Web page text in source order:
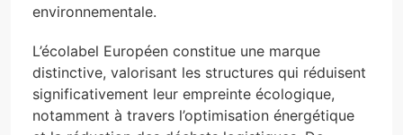
environnementale.
L’écolabel Européen constitue une marque
distinctive, valorisant les structures qui réduisent
significativement leur empreinte écologique,
notamment à travers l’optimisation énergétique